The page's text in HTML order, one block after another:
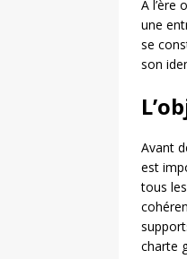
À l’ère
une
se
son
Avant
est
tous
charte